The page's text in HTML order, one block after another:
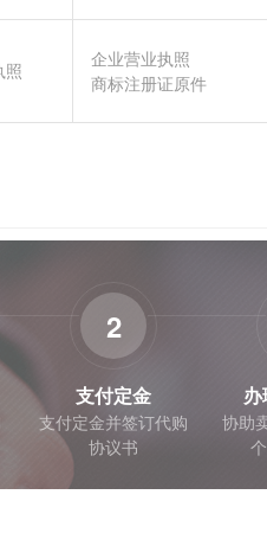
照
企业营业执照
商标注册证原件
2
支付定金
支付定金并签订代购
协议书
协助